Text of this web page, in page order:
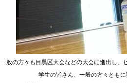
一般の方々も目黒区大会などの大会に進出し
学生の皆さん、一般の方々とも